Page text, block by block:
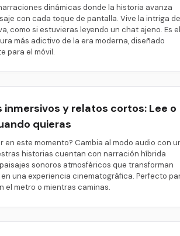
dinámicas donde la historia avanza
con cada toque de pantalla. Vive la intriga de
como si estuvieras leyendo un chat ajeno. Es el
más adictivo de la era moderna, diseñado
para el móvil.
inmersivos y relatos cortos: Lee o
quieras
en este momento? Cambia al modo audio con
historias cuentan con narración híbrida
sonoros atmosféricos que transforman
una experiencia cinematográfica. Perfecto
el metro o mientras caminas.